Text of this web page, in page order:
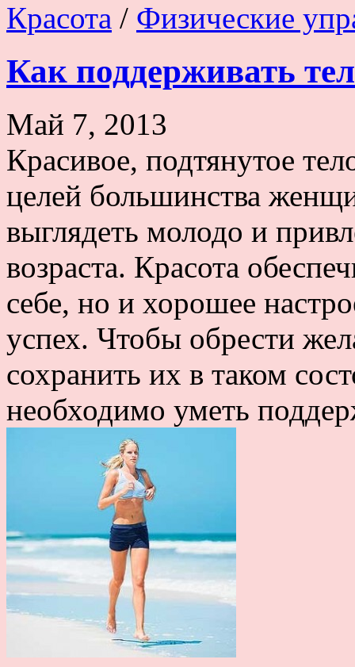
Красота / Физические
Как поддерживать
Май 7, 2013
Красивое, подтянутое
целей большинства
выглядеть молодо и
возраста. Красота
себе, но и хорошее
успех. Чтобы обрести
сохранить их в таком
необходимо уметь